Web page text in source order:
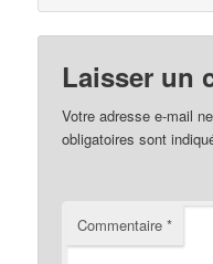
Laisser un
Votre adresse e-mail
obligatoires sont
Commentaire*